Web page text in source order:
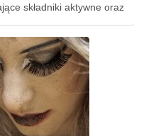
składniki aktywne oraz